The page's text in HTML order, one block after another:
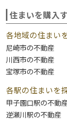
住まいを購入
各地域の住まい
尼崎市の不動産
川西市の不動産
宝塚市の不動産
各駅の住まいを
甲子園口駅の不動
逆瀬川駅の不動産